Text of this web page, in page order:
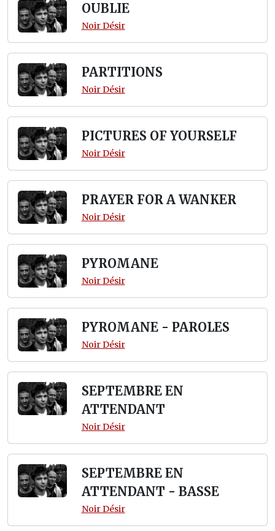
OUBLIE
Noir Désir
PARTITIONS
Noir Désir
PICTURES OF YOURSELF
Noir Désir
PRAYER FOR A WANKER
Noir Désir
PYROMANE
Noir Désir
PYROMANE - PAROLES
Noir Désir
SEPTEMBRE EN
ATTENDANT
Noir Désir
SEPTEMBRE EN
ATTENDANT - BASSE
Noir Désir